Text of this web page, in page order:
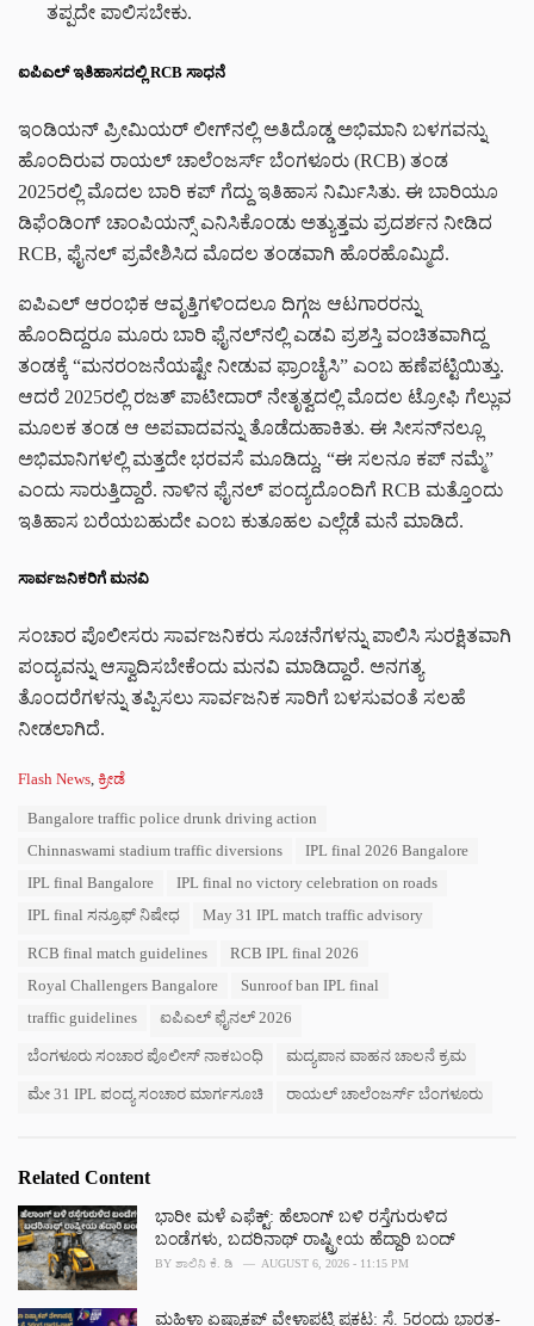
ತಪ್ಪದೇ ಪಾಲಿಸಬೇಕು.
ಐಪಿಎಲ್ ಇತಿಹಾಸದಲ್ಲಿ RCB ಸಾಧನೆ
ಇಂಡಿಯನ್ ಪ್ರೀಮಿಯರ್ ಲೀಗ್‌ನಲ್ಲಿ ಅತಿದೊಡ್ಡ ಅಭಿಮಾನಿ ಬಳಗವನ್ನು
ಹೊಂದಿರುವ ರಾಯಲ್ ಚಾಲೆಂಜರ್ಸ್ ಬೆಂಗಳೂರು (RCB) ತಂಡ
2025ರಲ್ಲಿ ಮೊದಲ ಬಾರಿ ಕಪ್ ಗೆದ್ದು ಇತಿಹಾಸ ನಿರ್ಮಿಸಿತು. ಈ ಬಾರಿಯೂ
ಡಿಫೆಂಡಿಂಗ್ ಚಾಂಪಿಯನ್ಸ್ ಎನಿಸಿಕೊಂಡು ಅತ್ಯುತ್ತಮ ಪ್ರದರ್ಶನ ನೀಡಿದ
RCB, ಫೈನಲ್ ಪ್ರವೇಶಿಸಿದ ಮೊದಲ ತಂಡವಾಗಿ ಹೊರಹೊಮ್ಮಿದೆ.
ಐಪಿಎಲ್ ಆರಂಭಿಕ ಆವೃತ್ತಿಗಳಿಂದಲೂ ದಿಗ್ಗಜ ಆಟಗಾರರನ್ನು
ಹೊಂದಿದ್ದರೂ ಮೂರು ಬಾರಿ ಫೈನಲ್‌ನಲ್ಲಿ ಎಡವಿ ಪ್ರಶಸ್ತಿ ವಂಚಿತವಾಗಿದ್ದ
ತಂಡಕ್ಕೆ “ಮನರಂಜನೆಯಷ್ಟೇ ನೀಡುವ ಫ್ರಾಂಚೈಸಿ” ಎಂಬ ಹಣೆಪಟ್ಟಿಯಿತ್ತು.
ಆದರೆ 2025ರಲ್ಲಿ ರಜತ್ ಪಾಟೀದಾರ್ ನೇತೃತ್ವದಲ್ಲಿ ಮೊದಲ ಟ್ರೋಫಿ ಗೆಲ್ಲುವ
ಮೂಲಕ ತಂಡ ಆ ಅಪವಾದವನ್ನು ತೊಡೆದುಹಾಕಿತು. ಈ ಸೀಸನ್‌ನಲ್ಲೂ
ಅಭಿಮಾನಿಗಳಲ್ಲಿ ಮತ್ತದೇ ಭರವಸೆ ಮೂಡಿದ್ದು, “ಈ ಸಲನೂ ಕಪ್ ನಮ್ಮೆ”
ಎಂದು ಸಾರುತ್ತಿದ್ದಾರೆ. ನಾಳಿನ ಫೈನಲ್ ಪಂದ್ಯದೊಂದಿಗೆ RCB ಮತ್ತೊಂದು
ಇತಿಹಾಸ ಬರೆಯಬಹುದೇ ಎಂಬ ಕುತೂಹಲ ಎಲ್ಲೆಡೆ ಮನೆ ಮಾಡಿದೆ.
ಸಾರ್ವಜನಿಕರಿಗೆ ಮನವಿ
ಸಂಚಾರ ಪೊಲೀಸರು ಸಾರ್ವಜನಿಕರು ಸೂಚನೆಗಳನ್ನು ಪಾಲಿಸಿ ಸುರಕ್ಷಿತವಾಗಿ
ಪಂದ್ಯವನ್ನು ಆಸ್ವಾದಿಸಬೇಕೆಂದು ಮನವಿ ಮಾಡಿದ್ದಾರೆ. ಅನಗತ್ಯ
ತೊಂದರೆಗಳನ್ನು ತಪ್ಪಿಸಲು ಸಾರ್ವಜನಿಕ ಸಾರಿಗೆ ಬಳಸುವಂತೆ ಸಲಹೆ
ನೀಡಲಾಗಿದೆ.
C
Flash News, ಕ್ರೀಡೆ
Bangalore traffic police drunk driving action
Chinnaswami stadium traffic diversions
IPL final 2026 Bangalore
IPL final Bangalore
IPL final no victory celebration on roads
IPL final ಸನ್ರೂಫ್ ನಿಷೇಧ
May 31 IPL match traffic advisory
RCB final match guidelines
RCB IPL final 2026
Royal Challengers Bangalore
Sunroof ban IPL final
traffic guidelines
ಐಪಿಎಲ್ ಫೈನಲ್ 2026
ಬೆಂಗಳೂರು ಸಂಚಾರ ಪೊಲೀಸ್ ನಾಕಬಂಧಿ ಮದ್ಯಪಾನ ವಾಹನ ಚಾಲನೆ ಕ್ರಮ
ಮೇ 31 IPL ಪಂದ್ಯ ಸಂಚಾರ ಮಾರ್ಗಸೂಚಿ ರಾಯಲ್ ಚಾಲೆಂಜರ್ಸ್ ಬೆಂಗಳೂರು
Related Content
ಭಾರೀ ಮಳೆ ಎಫೆಕ್ಟ್‌: ಹೆಲಾಂಗ್ ಬಳಿ ರಸ್ತೆಗುರುಳಿದ
ಬಂಡೆಗಳು, ಬದರಿನಾಥ್‌ ರಾಷ್ಟ್ರೀಯ ಹೆದ್ದಾರಿ ಬಂದ್‌
BY ಶಾಲಿನಿ ಕೆ. ಡಿ AUGUST 6, 2026 - 11:15 PM
ಮಹಿಳಾ ಏಷ್ಯಾಕಪ್ ವೇಳಾಪಟ್ಟಿ ಪ್ರಕಟ: ಸೆ. 5ರಂದು ಭಾರತ-